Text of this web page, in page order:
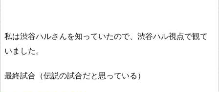
私は渋谷ハルさんを知っていたので、渋谷ハル視点で観て
いました。
最終試合（伝説の試合だと思っている）